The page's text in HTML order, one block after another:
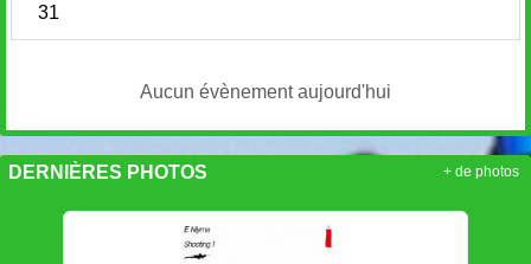
31
Aucun évènement aujourd'hui
DERNIÈRES PHOTOS + de photos